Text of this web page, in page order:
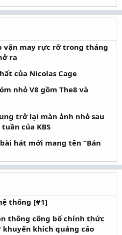
vận may rực rỡ trong tháng
ra
của Nicolas Cage
nhỏ V8 gồm The8 và
trở lại màn ảnh nhỏ sau
của KBS
hát mới mang tên “Bản
thống [#1]
thông công bố chính thức
khích quảng cáo